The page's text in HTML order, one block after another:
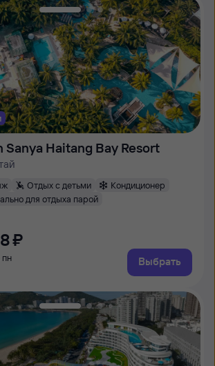
Sanya Haitang Bay Resort
Отдых с детьми
Кондиционер
для отдыха парой
⁠₽
пн
Выбрать